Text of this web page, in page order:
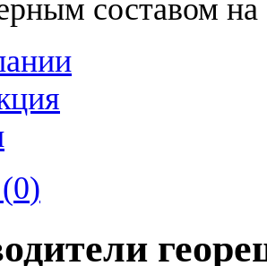
составом на
(0)